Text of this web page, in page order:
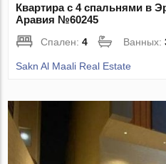
Квартира с 4 спальнями в
Аравия №60245
Спален:4 Ванных:
Sakn Al Maali Real Estate